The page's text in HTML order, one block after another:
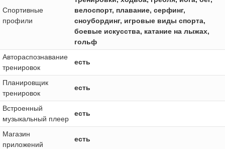
Спортивные
профили
велоспорт, плавание, серфинг,
сноубординг, игровые виды спорта,
боевые искусства, катание на лыжах,
гольф
Автораспознавание
тренировок
есть
Планировщик
тренировок
есть
Встроенный
музыкальный плеер
есть
Магазин
приложений
есть